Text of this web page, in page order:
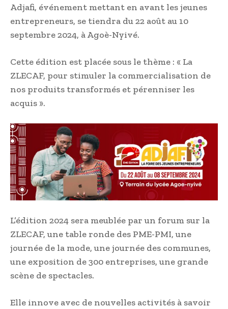
Adjafi, événement mettant en avant les jeunes
entrepreneurs, se tiendra du 22 août au 10
septembre 2024, à Agoè-Nyivé.
Cette édition est placée sous le thème : « La
ZLECAF, pour stimuler la commercialisation de
nos produits transformés et pérenniser les
acquis ».
L’édition 2024 sera meublée par un forum sur la
ZLECAF, une table ronde des PME-PMI, une
journée de la mode, une journée des communes,
une exposition de 300 entreprises, une grande
scène de spectacles.
Elle innove avec de nouvelles activités à savoir